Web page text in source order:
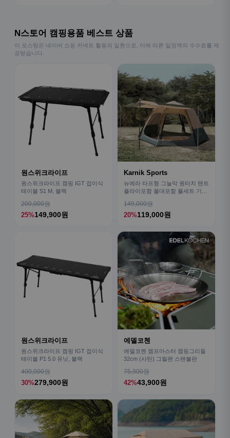
N스토어 캠핑용품 베스트 상품
이 포스팅은 네이버 쇼핑 커넥트 활동의 일환으로, 이에 따른 일정액의 수수료를 제
공받습니다.
원스위크라이프
원스위크라이프 캠핑 IGT 접이식
테이블 S1 M, 블랙
200,000원
25%149,900원
Karnik Sports
뉴에라 타프형 그늘막 원터치 텐트
플라이포함 폴대포함 풀세트 기본
149,000원
20%119,000원
원스위크라이프
원스위크라이프 캠핑 IGT 접이식
테이블 P1 5.0 유닛, 블랙
400,000원
30%279,900원
에델코첸
에델코첸 캠프마스터 캠핑그리들
32cm (사틴) 그릴팬 스텐불판
75,900원
42%43,900원